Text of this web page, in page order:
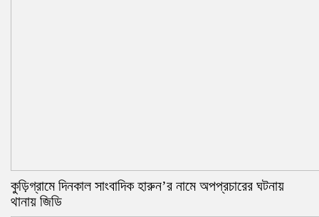
কুড়িগ্রামে দিনকাল সাংবাদিক হারুন’র নামে অপপ্রচারের ঘটনায়
থানায় জিডি